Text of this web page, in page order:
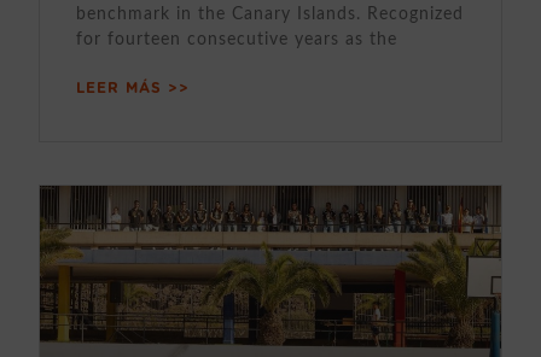
benchmark in the Canary Islands. Recognized
for fourteen consecutive years as the
LEER MÁS >>